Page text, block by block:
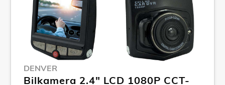
DENVER
Bilkamera 2.4" LCD 1080P CCT-